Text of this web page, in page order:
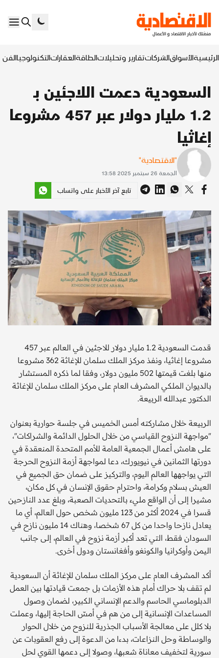
الرئيسيةالأسواقالشركاتتقارير وتحليلاتالطاقةالعقاراتالتكنولوجياالفن
السعودية دعمت اللاجئين بـ
1.2 مليار دولار عبر 457 مشروعا
إغاثيا
"الاقتصادية"
الجمعة 26 سبتمبر 2025 13:58
تابع آخر الأخبار على واتساب
قدمت السعودية 1.2 مليار دولار للاجئين في العالم عبر 457
مشروعا إغاثيا، ونفذ مركز الملك سلمان للإغاثة 362 مشروعا
منها بلغت قيمتها 502 مليون دولار، وفقا لما ذكره المستشار
بالديوان الملكي المشرف العام على مركز الملك سلمان للإغاثة
الدكتور عبدالله الربيعة.
الربيعة خلال مشاركته أمس الخميس في جلسة حوارية بعنوان
"مواجهة النزوح القياسي من خلال الحلول الدائمة والشراكات"،
على هامش أعمال الجمعية العامة للأمم المتحدة المنعقدة في
دورتها الثمانين في نيويورك، دعا لمواجهة أزمة النزوح الحرجة
التي يواجهها العالم اليوم، والتركيز على ضمان حق الجميع في
العيش بسلام وكرامة، واحترام حقوق الإنسان في كل مكان،
مشيرا إلى أن الواقع مليء بالتحديات الصعبة، وبلغ عدد النازحين
قسرا في 2024 أكثر من 123 مليون شخص حول العالم، أي ما
يعادل نازحا واحدا من كل 67 شخصا، وهناك 14 مليون نازح في
السودان فقط، التي تعد أكبر أزمة نزوح في العالم، إلى جانب
اليمن وأوكرانيا والكونغو وأفغانستان ودول أخرى.
أكد المشرف العام على مركز الملك سلمان للإغاثة أن السعودية
لم تقف بلا حراك أمام هذه الأزمات بل جمعت قيادتها بين العمل
الدبلوماسي الحاسم والدعم الإنساني الكبير، لضمان وصول
المساعدات الإنسانية إلى من هم في أمسّ الحاجة إليها، وعملت
بلا كلل على معالجة الأسباب الجذرية للنزوح من خلال الحوار
والوساطة وحل النزاعات، بدءا من الدعوة إلى رفع العقوبات عن
سورية لتخفيف معاناة شعبها، وصولا إلى دعمها القوي لحل